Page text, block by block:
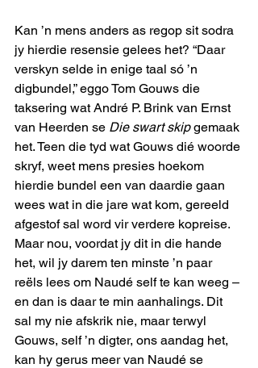
Kan ’n mens anders as regop sit sodra
jy hierdie resensie gelees het? “Daar
verskyn selde in enige taal só ’n
digbundel,” eggo Tom Gouws die
taksering wat André P. Brink van Ernst
van Heerden se Die swart skip gemaak
het. Teen die tyd wat Gouws dié woorde
skryf, weet mens presies hoekom
hierdie bundel een van daardie gaan
wees wat in die jare wat kom, gereeld
afgestof sal word vir verdere kopreise.
Maar nou, voordat jy dit in die hande
het, wil jy darem ten minste ’n paar
reëls lees om Naudé self te kan weeg –
en dan is daar te min aanhalings. Dit
sal my nie afskrik nie, maar terwyl
Gouws, self ’n digter, ons aandag het,
kan hy gerus meer van Naudé se